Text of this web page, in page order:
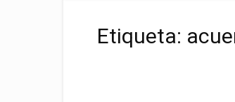
Etiqueta: